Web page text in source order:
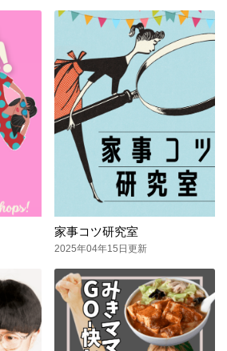
家事コツ研究室
2025年04年15日更新